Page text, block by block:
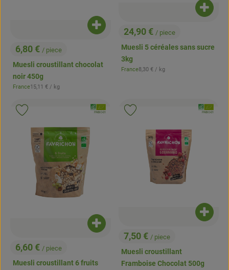
, Prix:
6,80 € / piece
Muesli croustillant chocolat
noir 450g
, Origine:
France, Prix de référence:
15,11 € / kg
Ajouter le produit au panier
, Prix:
24,90 € / piece
Muesli 5 céréales sans sucre
3kg
, Origine:
France, Prix de référence:
8,30 € / kg
, Prix:
6,60 € / piece
Muesli croustillant 6 fruits
Ajouter le produit au panier
, Association:
, Autorité de contrôle:
FR-BIO-01
Ajouter le produit aux favoris
, Prix:
7,50 € / piece
Muesli croustillant
Framboise Chocolat 500g
, , Autorité de contrôle:
FR-BIO-01
Ajouter le produit aux favoris